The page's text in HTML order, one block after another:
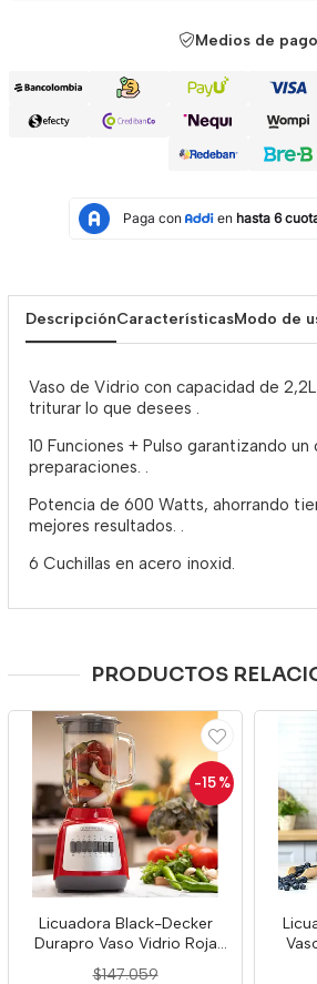
Medios de pago
DescripciónCaracterísticasModo de
Vaso de Vidrio con capacidad de
triturar lo que desees .
10 Funciones + Pulso garantizando
preparaciones. .
Potencia de 600 Watts, ahorrando
mejores resultados. .
6 Cuchillas en acero inoxid.
PRODUCTOS
-15 %
Licuadora Black-Decker
Durapro Vaso Vidrio Roja
3129
$147.059